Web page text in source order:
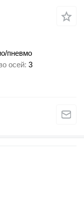
пневмо
осей 3